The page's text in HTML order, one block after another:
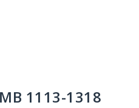
1113-1318